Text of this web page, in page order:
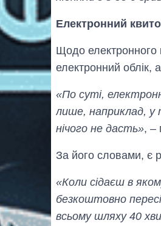
Електронний
Щодо електронного
електронний облік,
«По суті,
лише, наприклад, у
нічого не дасть», –
За його словами, є
«Коли сідаєш в
безкоштовно
всьому шляху 40